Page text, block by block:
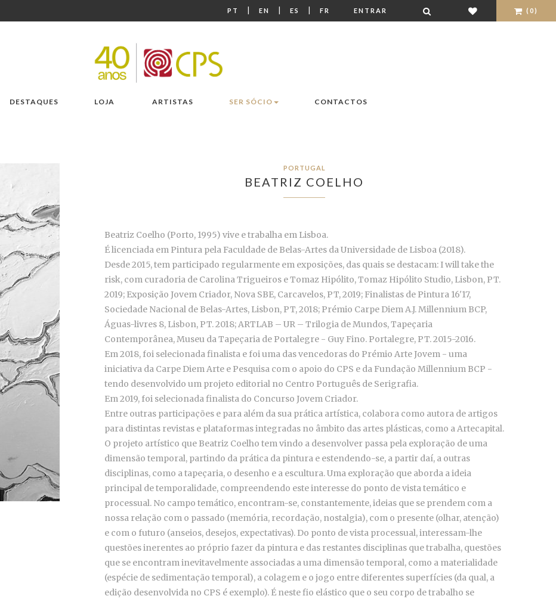
PT | EN | ES | FR ENTRAR (0)
DESTAQUES LOJA ARTISTAS SER SÓCIO CONTACTOS
PORTUGAL
BEATRIZ COELHO
Beatriz Coelho (Porto, 1995) vive e trabalha em Lisboa.
É licenciada em Pintura pela Faculdade de Belas-Artes da Universidade de Lisboa (2018).
Desde 2015, tem participado regularmente em exposições, das quais se destacam: I will take the
risk, com curadoria de Carolina Trigueiros e Tomaz Hipólito, Tomaz Hipólito Studio, Lisbon, PT.
2019; Exposição Jovem Criador, Nova SBE, Carcavelos, PT, 2019; Finalistas de Pintura 16'17,
Sociedade Nacional de Belas-Artes, Lisbon, PT, 2018; Prémio Carpe Diem A.J. Millennium BCP,
Águas-livres 8, Lisbon, PT. 2018; ARTLAB – UR – Trilogia de Mundos, Tapeçaria
Contemporânea, Museu da Tapeçaria de Portalegre - Guy Fino. Portalegre, PT. 2015-2016.
Em 2018, foi selecionada finalista e foi uma das vencedoras do Prémio Arte Jovem - uma
iniciativa da Carpe Diem Arte e Pesquisa com o apoio do CPS e da Fundação Millennium BCP -
tendo desenvolvido um projeto editorial no Centro Português de Serigrafia.
Em 2019, foi selecionada finalista do Concurso Jovem Criador.
Entre outras participações e para além da sua prática artística, colabora como autora de artigos
para distintas revistas e plataformas integradas no âmbito das artes plásticas, como a Artecapital.
O projeto artístico que Beatriz Coelho tem vindo a desenvolver passa pela exploração de uma
dimensão temporal, partindo da prática da pintura e estendendo-se, a partir daí, a outras
disciplinas, como a tapeçaria, o desenho e a escultura. Uma exploração que aborda a ideia
principal de temporalidade, compreendendo este interesse do ponto de vista temático e
processual. No campo temático, encontram-se, constantemente, ideias que se prendem com a
nossa relação com o passado (memória, recordação, nostalgia), com o presente (olhar, atenção)
e com o futuro (anseios, desejos, expectativas). Do ponto de vista processual, interessam-lhe
questões inerentes ao próprio fazer da pintura e das restantes disciplinas que trabalha, questões
que se encontram inevitavelmente associadas a uma dimensão temporal, como a materialidade
(espécie de sedimentação temporal), a colagem e o jogo entre diferentes superfícies (da qual, a
edição desenvolvida no CPS é exemplo). É neste fio elástico que o seu corpo de trabalho se